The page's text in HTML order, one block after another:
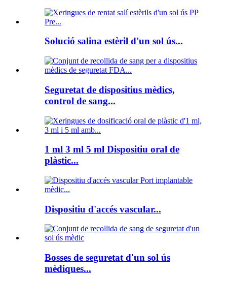
Solució salina estèril d'un sol ús...
Seguretat de dispositius mèdics,
control de sang...
1 ml 3 ml 5 ml Dispositiu oral de
plàstic...
Dispositiu d'accés vascular...
Bosses de seguretat d'un sol ús
mèdiques...